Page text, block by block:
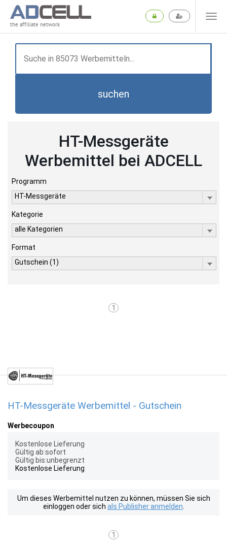
the affiliate network
suchen
HT-Messgeräte
Werbemittel bei ADCELL
Programm
HT-Messgeräte
Kategorie
alle Kategorien
Format
Gutschein (1)
1
HT-Messgeräte Werbemittel - Gutschein
Werbecoupon
Kostenlose Lieferung
Gültig ab:sofort
Gültig bis:unbegrenzt
Kostenlose Lieferung
Um dieses Werbemittel nutzen zu können, müssen Sie sich
einloggen oder sich als Publisher anmelden
1